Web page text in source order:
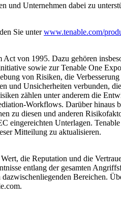
und Unternehmen dabei zu
Sie unterwww.tenable.com/
von 1995. Dazu gehören
sowie zur Tenable One
von Risiken, die
Unsicherheiten verbunden,
zählen unter anderem die
Workflows. Darüber hinaus
zu diesen und anderen
Unterlagen.
Mitteilung zu aktualisieren.
die Reputation und die
entlang der gesamten
Bereichen.